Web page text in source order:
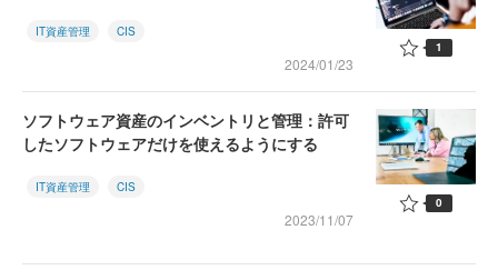
IT資産管理 CIS
2024/01/23
1
ソフトウェア資産のインベントリと管理：許可
したソフトウェアだけを使えるようにする
IT資産管理 CIS
2023/11/07
0